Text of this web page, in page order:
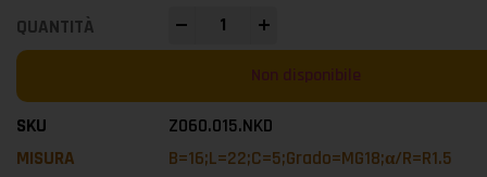
Non disponibile
Z060.015.NKD
B=16;L=22;C=5;Grado=MG18;α/R=R1.5